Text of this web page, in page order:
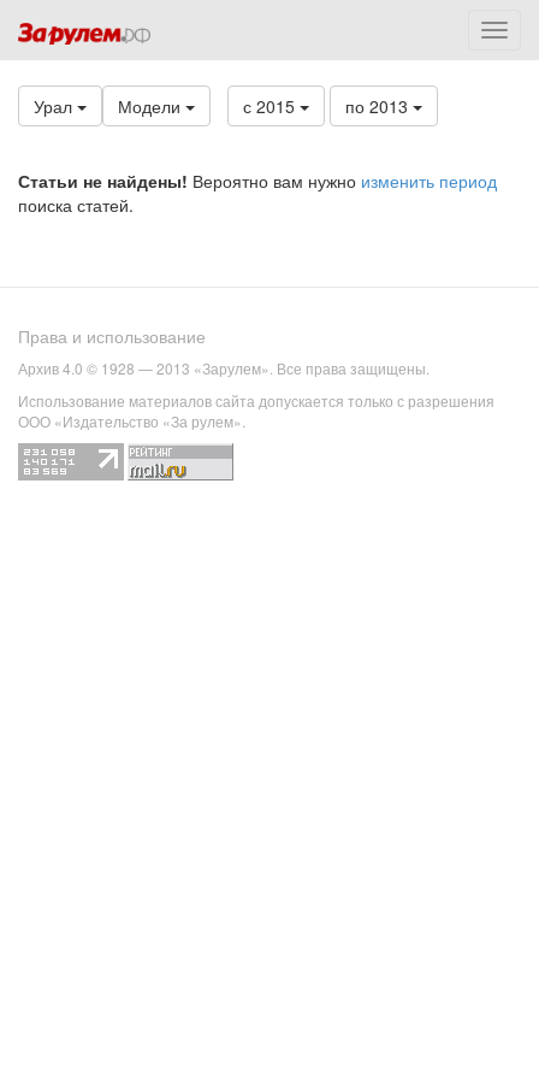
Урал Модели с 2015 по 2013
Статьи не найдены! Вероятно вам нужно изменить период
поиска статей.
Права и использование
Архив 4.0 © 1928 — 2013 «Зарулем». Все права защищены.
Использование материалов сайта допускается только с разрешения
ООО «Издательство «За рулем».